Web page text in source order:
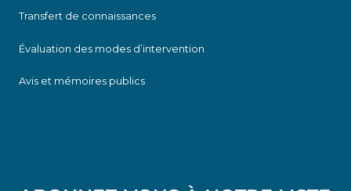
Transfert de connaissances
Évaluation des modes d’intervention
Avis et mémoires publics